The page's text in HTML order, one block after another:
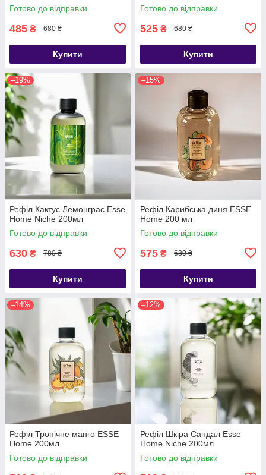
Готово до відправки
485 ₴ 680 ₴
Купити
Готово до відправки
525 ₴ 680 ₴
Купити
–19%
Рефіл Кактус Лемонграс Esse
Home Niche 200мл
Готово до відправки
630 ₴ 780 ₴
Купити
–15%
Рефіл Карибська диня ESSE
Home 200 мл
Готово до відправки
575 ₴ 680 ₴
Купити
–14%
Рефіл Тропічне манго ESSE
Home 200мл
Готово до відправки
–12%
Рефіл Шкіра Сандал Esse
Home Niche 200мл
Готово до відправки